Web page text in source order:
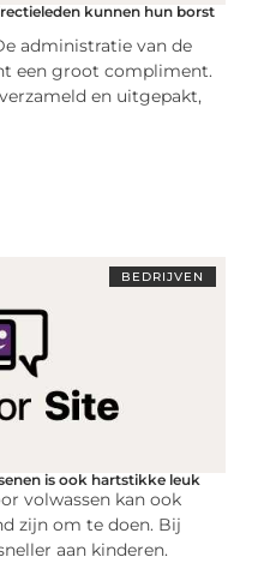
kunnen hun borst
administratie van de
een groot compliment.
en uitgepakt,
BEDRIJVEN
is ook hartstikke leuk
volwassen kan ook
zijn om te doen. Bij
aan kinderen.